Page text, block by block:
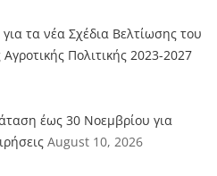
τα νέα Σχέδια Βελτίωσης του
Πολιτικής 2023-2027
έως 30 Νοεμβρίου για
August 10, 2026